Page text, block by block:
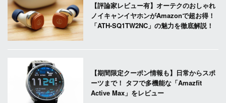
【評論家レビュー有】オーテクのおしゃれ
ノイキャンイヤホンがAmazonで超お得！
「ATH-SQ1TW2NC」の魅力を徹底解説！
【期間限定クーポン情報も】日常からスポ
ーツまで！ タフで多機能な「Amazfit
Active Max」をレビュー